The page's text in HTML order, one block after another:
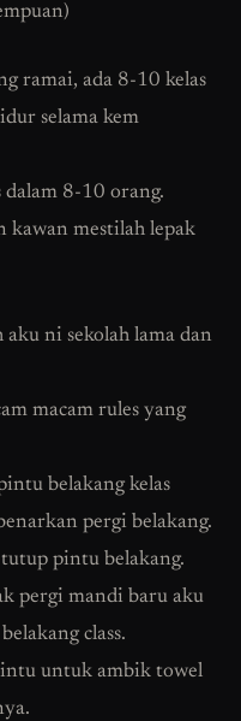
ramai, ada 8-10 kelas
selama kem
8-10 orang.
kawan mestilah lepak
ni sekolah lama dan
macam rules yang
belakang kelas
pergi belakang.
pintu belakang.
pergi mandi baru aku
class.
untuk ambik towel